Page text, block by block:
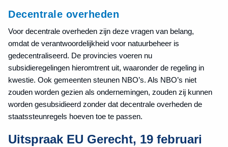
Decentrale overheden
Voor decentrale overheden zijn deze vragen van belang,
omdat de verantwoordelijkheid voor natuurbeheer is
gedecentraliseerd. De provincies voeren nu
subsidieregelingen hieromtrent uit, waaronder de regeling in
kwestie. Ook gemeenten steunen NBO’s. Als NBO’s niet
zouden worden gezien als ondernemingen, zouden zij kunnen
worden gesubsidieerd zonder dat decentrale overheden de
staatssteunregels hoeven toe te passen.
Uitspraak EU Gerecht, 19 februari